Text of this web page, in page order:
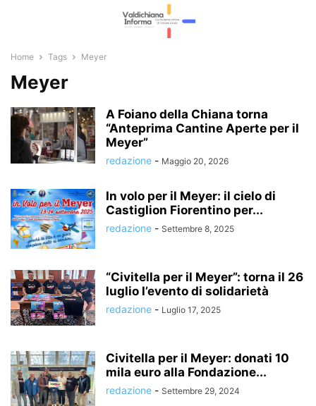
Home Tags Meyer
Meyer
A Foiano della Chiana torna
“Anteprima Cantine Aperte per il
Meyer”
redazione - Maggio 20, 2026
In volo per il Meyer: il cielo di
Castiglion Fiorentino per...
redazione - Settembre 8, 2025
“Civitella per il Meyer”: torna il 26
luglio l’evento di solidarietà
redazione - Luglio 17, 2025
Civitella per il Meyer: donati 10
mila euro alla Fondazione...
redazione - Settembre 29, 2024